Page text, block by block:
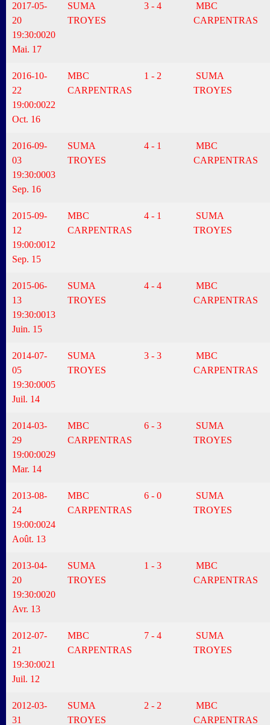
2017-05-
20
19:30:0020
Mai. 17
SUMA
TROYES
3 - 4
MBC
CARPENTRAS
2016-10-
22
19:00:0022
Oct. 16
MBC
CARPENTRAS
1 - 2
SUMA
TROYES
2016-09-
03
19:30:0003
Sep. 16
SUMA
TROYES
4 - 1
MBC
CARPENTRAS
2015-09-
12
19:00:0012
Sep. 15
MBC
CARPENTRAS
4 - 1
SUMA
TROYES
2015-06-
13
19:30:0013
Juin. 15
SUMA
TROYES
4 - 4
MBC
CARPENTRAS
2014-07-
05
19:30:0005
Juil. 14
SUMA
TROYES
3 - 3
MBC
CARPENTRAS
2014-03-
29
19:00:0029
Mar. 14
MBC
CARPENTRAS
6 - 3
SUMA
TROYES
2013-08-
24
19:00:0024
Août. 13
MBC
CARPENTRAS
6 - 0
SUMA
TROYES
2013-04-
20
19:30:0020
Avr. 13
SUMA
TROYES
1 - 3
MBC
CARPENTRAS
2012-07-
21
19:30:0021
Juil. 12
MBC
CARPENTRAS
7 - 4
SUMA
TROYES
2012-03-
31
SUMA
TROYES
2 - 2
MBC
CARPENTRAS